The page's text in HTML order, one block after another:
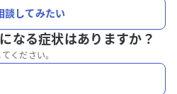
談してみたい
なる症状はありますか？
ください。